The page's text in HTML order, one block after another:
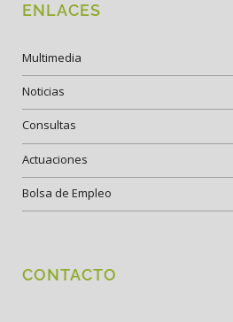
ENLACES
Multimedia
Noticias
Consultas
Actuaciones
Bolsa de Empleo
CONTACTO